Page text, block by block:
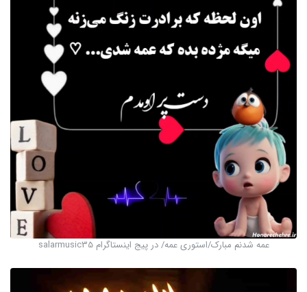
عمه شدنم مبارک/استوری عمه/ در پیج اینستاگرام salarmusic35